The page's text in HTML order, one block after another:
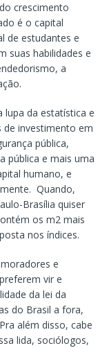
crescimento
é o capital
de estudantes e
suas habilidades e
a
lupa da estatística e
de investimento em
pública,
pública e mais uma
humano, e
Quando,
Brasília quiser
os m2 mais
nos índices.
e
vir e
da lei da
do Brasil a fora,
além disso, cabe
lida, sociólogos,